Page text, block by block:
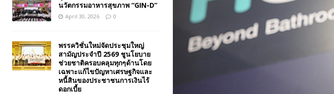
นวัตกรรมอาหารสุขภาพ “GIN-D”
April 30, 2026 0
พรรควิชั่นใหม่จัดประชุมใหญ่
สามัญประจำปี 2569 ชูนโยบาย
ช่วยชาติครอบคลุมทุกๆด้านโดย
เฉพาะแก้ไขปัญหาเศรษฐกิจและ
หนี้สินของประชาชนการเงินไร้
ดอกเบี้ย